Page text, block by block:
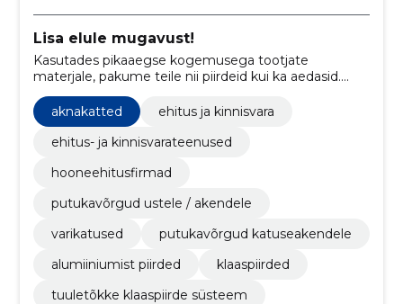
Lisa elule mugavust!
Kasutades pikaaegse kogemusega tootjate
materjale, pakume teile nii piirdeid kui ka aedasid.
ehitamiseks. Kaitseks soovimatute putukate eest
Saksamaa tuntuima putukavõrkude tootja
lahendused.
aknakatted
ehitus ja kinnisvara
ehitus- ja kinnisvarateenused
hooneehitusfirmad
putukavõrgud ustele / akendele
varikatused
putukavõrgud katuseakendele
alumiiniumist piirded
klaaspiirded
tuuletõkke klaaspiirde süsteem